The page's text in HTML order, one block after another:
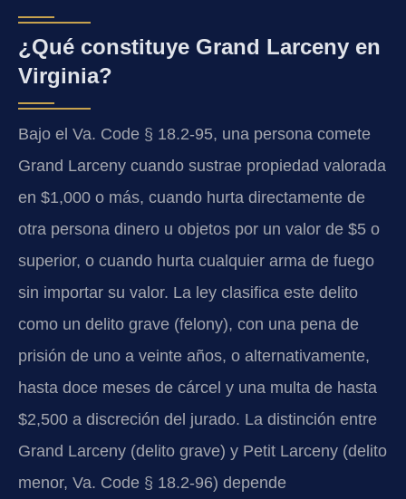
¿Qué constituye Grand Larceny en
Virginia?
Bajo el Va. Code § 18.2-95, una persona comete
Grand Larceny cuando sustrae propiedad valorada
en $1,000 o más, cuando hurta directamente de
otra persona dinero u objetos por un valor de $5 o
superior, o cuando hurta cualquier arma de fuego
sin importar su valor. La ley clasifica este delito
como un delito grave (felony), con una pena de
prisión de uno a veinte años, o alternativamente,
hasta doce meses de cárcel y una multa de hasta
$2,500 a discreción del jurado. La distinción entre
Grand Larceny (delito grave) y Petit Larceny (delito
menor, Va. Code § 18.2-96) depende